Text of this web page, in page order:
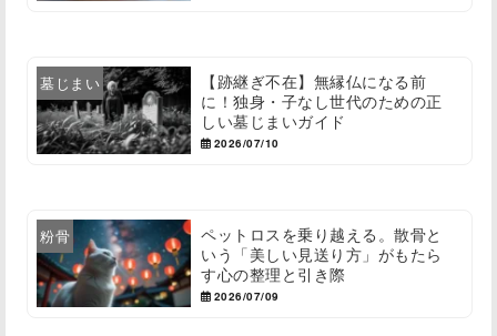
墓じまい
【跡継ぎ不在】無縁仏になる前
に！独身・子なし世代のための正
しい墓じまいガイド
2026/07/10
粉骨
ペットロスを乗り越える。散骨と
いう「美しい見送り方」がもたら
す心の整理と引き際
2026/07/09